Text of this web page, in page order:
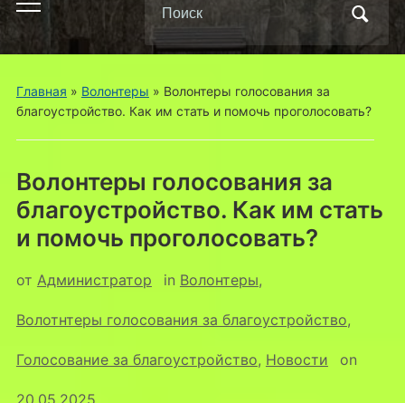
Переключить
мобильное
меню
по:
Главная » Волонтеры » Волонтеры голосования за
благоустройство. Как им стать и помочь проголосовать?
Волонтеры голосования за
благоустройство. Как им стать
и помочь проголосовать?
от Администратор in Волонтеры,
Волотнтеры голосования за благоустройство,
Голосование за благоустройство, Новости on
20.05.2025